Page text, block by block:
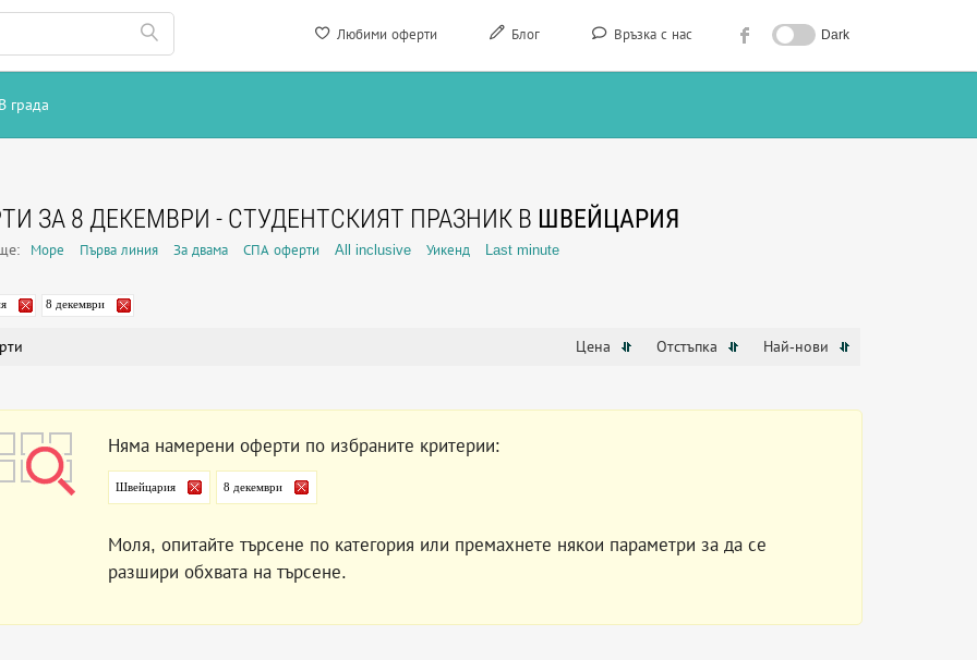
Любими оферти Блог Връзка с нас Dark
В града
ЗА 8 ДЕКЕМВРИ - СТУДЕНТСКИЯТ ПРАЗНИК В ШВЕЙЦАРИЯ
Море Първа линия За двама СПА оферти All inclusive Уикенд Last minute
8 декември
Цена Отстъпка Най-нови
Няма намерени оферти по избраните критерии:
Швейцария 8 декември
Моля, опитайте търсене по категория или премахнете някои параметри за да се
разшири обхвата на търсене.